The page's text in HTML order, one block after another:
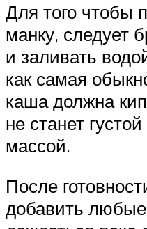
Для того чтобы
манку, следует
и заливать
как самая
каша должна
не станет
массой.
После
добавить